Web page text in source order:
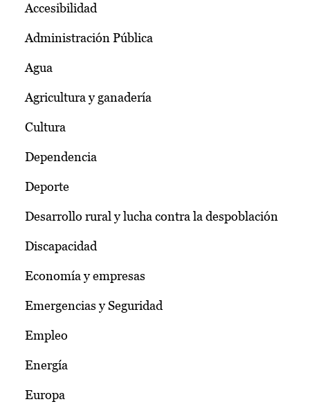
Accesibilidad
Administración Pública
Agua
Agricultura y ganadería
Cultura
Dependencia
Deporte
Desarrollo rural y lucha contra la despoblación
Discapacidad
Economía y empresas
Emergencias y Seguridad
Empleo
Energía
Europa